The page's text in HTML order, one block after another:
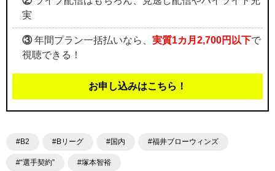
実
③年間プラン一括払いなら、 実質1カ月2,700円以下で
視聴できる！
お申し込みはこちら！
#B2 #Bリーグ #国内 #福井ブローウィンズ
#“選手契約” #塚本智裕